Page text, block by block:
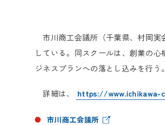
市川商工会議所（千葉県、村岡実
している。同スクールは、創業の
ジネスプランへの落とし込みを行う
詳細は、 https://
市川商工会議所